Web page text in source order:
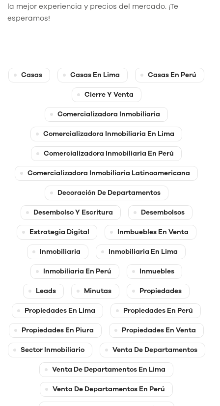
la mejor experiencia y precios del mercado. ¡Te
esperamos!
Casas Casas En Lima Casas En Perú
Cierre Y Venta
Comercializadora Inmobiliaria
Comercializadora Inmobiliaria En Lima
Comercializadora Inmobiliaria En Perú
Comercializadora Inmobiliaria Latinoamericana
Decoración De Departamentos
Desembolso Y Escritura Desembolsos
Estrategia Digital Inmbuebles En Venta
Inmobiliaria Inmobiliaria En Lima
Inmobiliaria En Perú Inmuebles
Leads Minutas Propiedades
Propiedades En Lima Propiedades En Perú
Propiedades En Piura Propiedades En Venta
Sector Inmobiliario Venta De Departamentos
Venta De Departamentos En Lima
Venta De Departamentos En Perú